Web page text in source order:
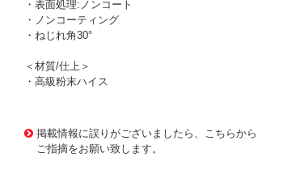
・表面処理:ノンコート
・ノンコーティング
・ねじれ角30°
＜材質/仕上＞
・高級粉末ハイス
掲載情報に誤りがございましたら、こちらから
ご指摘をお願い致します。